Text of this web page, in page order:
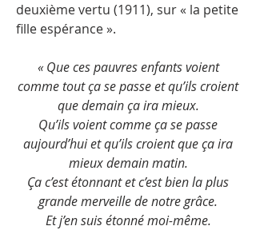
deuxième vertu (1911), sur « la petite
fille espérance ».
« Que ces pauvres enfants voient
comme tout ça se passe et qu’ils croient
que demain ça ira mieux.
Qu’ils voient comme ça se passe
aujourd’hui et qu’ils croient que ça ira
mieux demain matin.
Ça c’est étonnant et c’est bien la plus
grande merveille de notre grâce.
Et j’en suis étonné moi-même.